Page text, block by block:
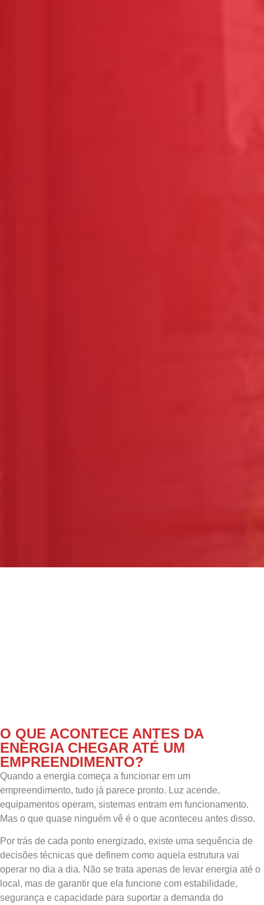
O QUE ACONTECE ANTES DA
ENERGIA CHEGAR ATÉ UM
EMPREENDIMENTO?
Quando a energia começa a funcionar em um
empreendimento, tudo já parece pronto. Luz acende,
equipamentos operam, sistemas entram em funcionamento.
Mas o que quase ninguém vê é o que aconteceu antes disso.
Por trás de cada ponto energizado, existe uma sequência de
decisões técnicas que definem como aquela estrutura vai
operar no dia a dia. Não se trata apenas de levar energia até o
local, mas de garantir que ela funcione com estabilidade,
segurança e capacidade para suportar a demanda do